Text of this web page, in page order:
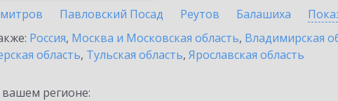
Павловский Посад Реутов Балашиха
Россия, Москва и Московская область, Владимирская
область, Тульская область, Ярославская область
регионе: